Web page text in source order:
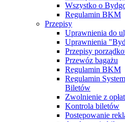
Wszystko o
Regulamin BKM
Przepisy
Uprawnienia do
Uprawnienia
Przepisy
Przewóz bagażu
Regulamin BKM
Regulamin
Biletów
Zwolnienie z
Kontrola biletów
Postępowanie